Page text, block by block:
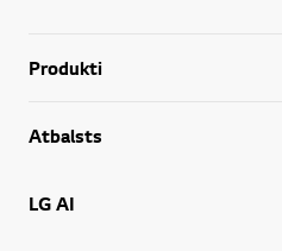
Produkti
Atbalsts
LG AI